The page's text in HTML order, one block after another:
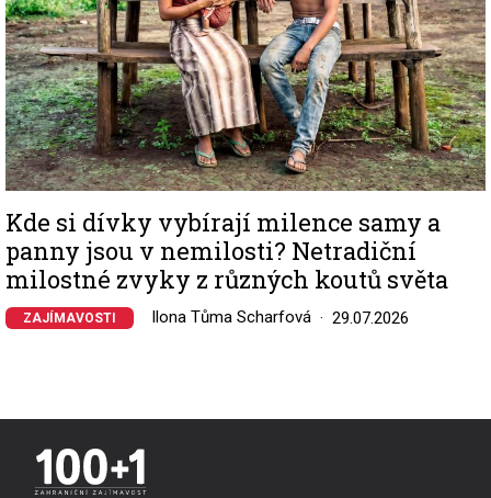
Kde si dívky vybírají milence samy a
panny jsou v nemilosti? Netradiční
milostné zvyky z různých koutů světa
ZAJÍMAVOSTI Ilona Tůma Scharfová 29.07.2026